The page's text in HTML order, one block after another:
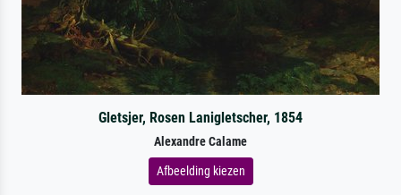
Gletsjer, Rosen Lanigletscher, 1854
Alexandre Calame
Afbeelding kiezen